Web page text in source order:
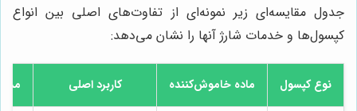
جدول مقایسه‌ای زیر نمونه‌ای از تفاوت‌های اصلی بین انواع
کپسول‌ها و خدمات شارژ آنها را نشان می‌دهد:
نوع کپسول ماده خاموش‌کننده کاربرد اصلی مدت